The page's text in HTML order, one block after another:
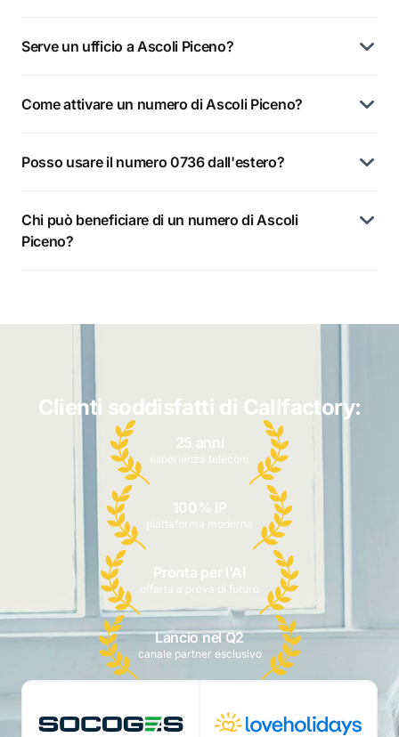
Serve un ufficio a Ascoli Piceno?
Come attivare un numero di Ascoli Piceno?
Posso usare il numero 0736 dall'estero?
Chi può beneficiare di un numero di Ascoli
Piceno?
Clienti soddisfatti di Callfactory:
25 anni
esperienza telecom
100% IP
piattaforma moderna
Pronta per l'AI
offerta a prova di futuro
Lancio nel Q2
canale partner esclusivo